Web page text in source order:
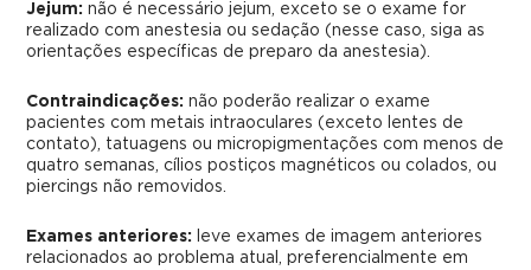
Jejum: não é necessário jejum, exceto se o exame for
realizado com anestesia ou sedação (nesse caso, siga as
orientações específicas de preparo da anestesia).
Contraindicações:não poderão realizar o exame
pacientes com metais intraoculares (exceto lentes de
contato), tatuagens ou micropigmentações com menos de
quatro semanas, cílios postiços magnéticos ou colados, ou
piercings não removidos.
Exames anteriores:
leve exames de imagem anteriores
relacionados ao problema atual, preferencialmente em